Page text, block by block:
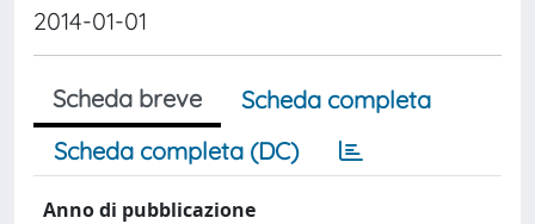
2014-01-01
Scheda breve
Scheda completa
Scheda completa (DC)
Anno di pubblicazione